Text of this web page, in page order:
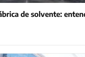
de solvente: